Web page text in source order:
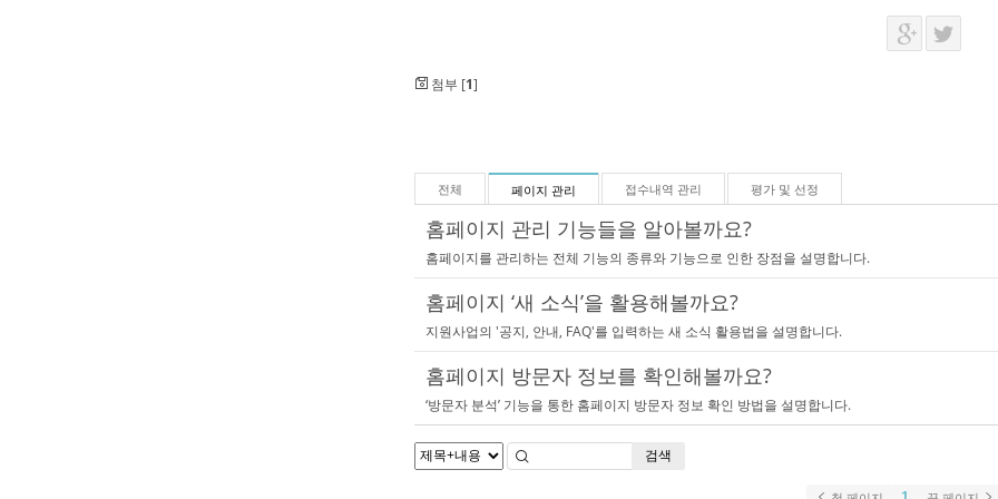
첨부 [1]
전체 페이지 관리 접수내역 관리 평가 및 선정
홈페이지 관리 기능들을 알아볼까요?
홈페이지를 관리하는 전체 기능의 종류와 기능으로 인한 장점을 설명합니다.
홈페이지 ‘새 소식’을 활용해볼까요?
지원사업의 '공지, 안내, FAQ'를 입력하는 새 소식 활용법을 설명합니다.
홈페이지 방문자 정보를 확인해볼까요?
‘방문자 분석’ 기능을 통한 홈페이지 방문자 정보 확인 방법을 설명합니다.
검색